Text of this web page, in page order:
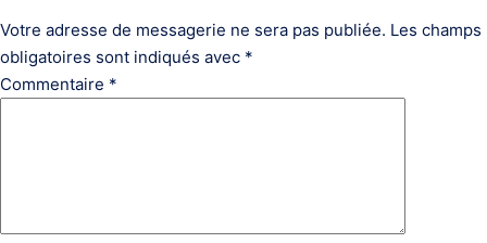
Votre adresse de messagerie ne sera pas publiée. Les champs
obligatoires sont indiqués avec *
Commentaire *